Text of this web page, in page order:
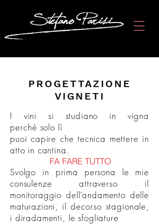
PROGETTAZIONE
VIGNETI
I vini si studiano in vigna
perché solo lì
puoi capire che tecnica mettere in
atto in cantina.
FA FARE TUTTO
Svolgo in prima persona le mie
consulenze attraverso il
monitoraggio dell’andamento delle
maturazioni, il decorso stagionale,
i diradamenti, le sfogliature